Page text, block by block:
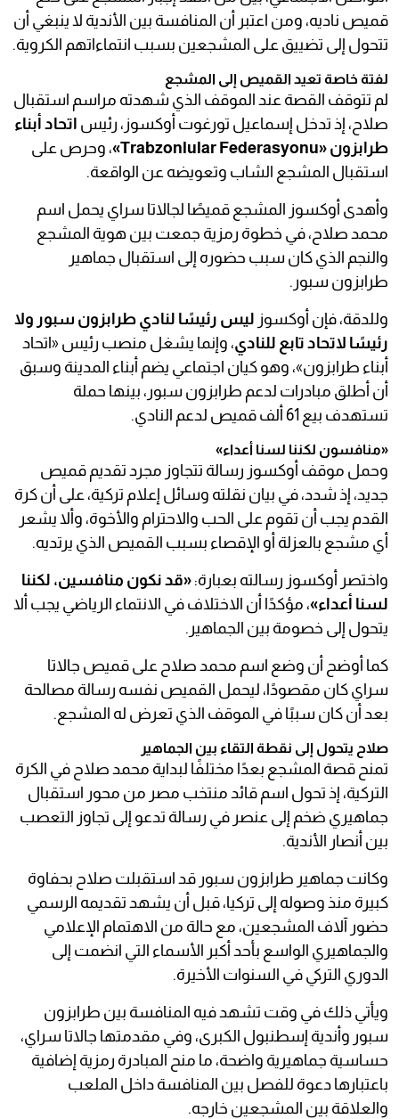
قميص ناديه، ومن اعتبر أن المنافسة بين الأندية لا ينبغي أن
تتحول إلى تضييق على المشجعين بسبب انتماءاتهم الكروية.
لفتة خاصة تعيد القميص إلى المشجع
لم تتوقف القصة عند الموقف الذي شهدته مراسم استقبال
صلاح، إذ تدخل إسماعيل تورغوت أوكسوز، رئيس اتحاد أبناء
طرابزون «Trabzonlular Federasyonu»
، وحرص على
استقبال المشجع الشاب وتعويضه عن الواقعة.
وأهدى أوكسوز المشجع قميصًا لجالاتا سراي يحمل اسم
محمد صلاح، في خطوة رمزية جمعت بين هوية المشجع
والنجم الذي كان سبب حضوره إلى استقبال جماهير
طرابزون سبور.
وللدقة، فإن أوكسوز ليس رئيسًا لنادي طرابزون سبور ولا
رئيسًا لاتحاد تابع للنادي، وإنما يشغل منصب رئيس «اتحاد
أبناء طرابزون»، وهو كيان اجتماعي يضم أبناء المدينة وسبق
أن أطلق مبادرات لدعم طرابزون سبور، بينها حملة
تستهدف بيع 61 ألف قميص لدعم النادي.
«منافسون لكننا لسنا أعداء»
وحمل موقف أوكسوز رسالة تتجاوز مجرد تقديم قميص
جديد، إذ شدد، في بيان نقلته وسائل إعلام تركية، على أن كرة
القدم يجب أن تقوم على الحب والاحترام والأخوة، وألا يشعر
أي مشجع بالعزلة أو الإقصاء بسبب القميص الذي يرتديه.
واختصر أوكسوز رسالته بعبارة: «قد نكون منافسين، لكننا
لسنا أعداء»، مؤكدًا أن الاختلاف في الانتماء الرياضي يجب ألا
يتحول إلى خصومة بين الجماهير.
كما أوضح أن وضع اسم محمد صلاح على قميص جالاتا
سراي كان مقصودًا، ليحمل القميص نفسه رسالة مصالحة
بعد أن كان سببًا في الموقف الذي تعرض له المشجع.
صلاح يتحول إلى نقطة التقاء بين الجماهير
تمنح قصة المشجع بعدًا مختلفًا لبداية محمد صلاح في الكرة
التركية، إذ تحول اسم قائد منتخب مصر من محور استقبال
جماهيري ضخم إلى عنصر في رسالة تدعو إلى تجاوز التعصب
بين أنصار الأندية.
وكانت جماهير طرابزون سبور قد استقبلت صلاح بحفاوة
كبيرة منذ وصوله إلى تركيا، قبل أن يشهد تقديمه الرسمي
حضور آلاف المشجعين، مع حالة من الاهتمام الإعلامي
والجماهيري الواسع بأحد أكبر الأسماء التي انضمت إلى
الدوري التركي في السنوات الأخيرة.
ويأتي ذلك في وقت تشهد فيه المنافسة بين طرابزون
سبور وأندية إسطنبول الكبرى، وفي مقدمتها جالاتا سراي،
حساسية جماهيرية واضحة، ما منح المبادرة رمزية إضافية
باعتبارها دعوة للفصل بين المنافسة داخل الملعب
والعلاقة بين المشجعين خارجه.